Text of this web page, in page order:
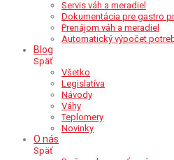
Servis váh a meradiel
Dokumentácia pre gastro
Prenájom váh a meradiel
Automatický výpočet
Blog
Späť
Všetko
Legislatíva
Návody
Váhy
Teplomery
Novinky
O nás
Späť